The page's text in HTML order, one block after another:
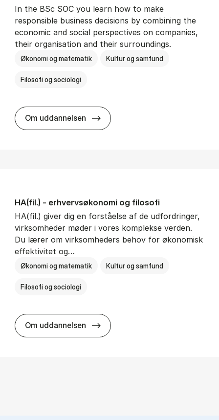
In the BSc SOC you learn how to make
responsible business decisions by combining the
economic and social perspectives on companies,
their organisation and their surroundings.
Økonomi og matematik Kultur og samfund
Filosofi og sociologi
Om uddannelsen BSc in Busi­ness Ad­min­is­tra­tion
HA(fil.) - erhvervs­økonomi og fi­lo­so­fi
HA(fil.) giver dig en forståelse af de udfordringer,
virksomheder møder i vores komplekse verden.
Du lærer om virksomheders behov for økonomisk
effektivitet og…
Økonomi og matematik Kultur og samfund
Filosofi og sociologi
Om uddannelsen HA(fil.) - erhvervs­økonomi og